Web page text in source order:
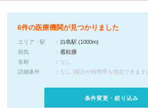
6件の医療機関が見つかりました
エリア・駅
白島駅 (1000m)
病気
霰粒腫
名称
なし
詳細条件
なし (曜日や時間帯を指定できます)
条件変更・絞り込み